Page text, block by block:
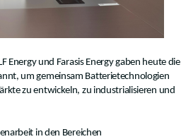
Energy und Farasis Energy gaben heute die
um gemeinsam Batterietechnologien
zu entwickeln, zu industrialisieren und
in den Bereichen